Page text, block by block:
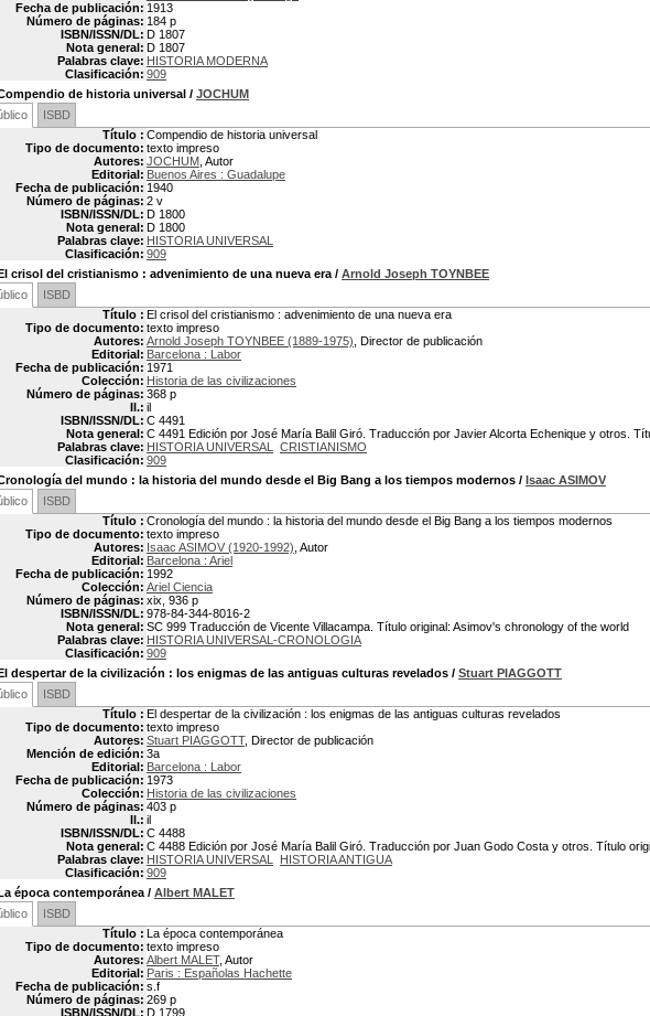
Fecha de publicación: 1913
Número de páginas: 184 p
ISBN/ISSN/DL: D 1807
Nota general: D 1807
Palabras clave: HISTORIA MODERNA
Clasificación: 909
de historia universal / JOCHUM
ISBD
Título : Compendio de historia universal
Tipo de documento: texto impreso
Autores: JOCHUM , Autor
Editorial: Buenos Aires : Guadalupe
Fecha de publicación: 1940
Número de páginas: 2 v
ISBN/ISSN/DL: D 1800
Nota general: D 1800
Palabras clave: HISTORIA UNIVERSAL
Clasificación: 909
crisol del cristianismo : advenimiento de una nueva era / Arnold Joseph TOYNBEE
ISBD
Título : El crisol del cristianismo : advenimiento de una nueva era
Tipo de documento: texto impreso
Autores: Arnold Joseph TOYNBEE (1889-1975) , Director de publicación
Editorial: Barcelona : Labor
Fecha de publicación: 1971
Colección: Historia de las civilizaciones
Número de páginas: 368 p
Il.: il
ISBN/ISSN/DL: C 4491
Nota general: C 4491 Edición por José María Balil Giró. Traducción por Javier Alcorta Echenique y otros.
Palabras clave: HISTORIA UNIVERSAL
CRISTIANISMO
Clasificación: 909
del mundo : la historia del mundo desde el Big Bang a los tiempos modernos / Isaac ASIMOV
ISBD
Título : Cronología del mundo : la historia del mundo desde el Big Bang a los tiempos modernos
Tipo de documento: texto impreso
Autores: Isaac ASIMOV (1920-1992) , Autor
Editorial: Barcelona : Ariel
Fecha de publicación: 1992
Colección: Ariel Ciencia
Número de páginas: xix, 936 p
ISBN/ISSN/DL: 978-84-344-8016-2
Nota general: SC 999 Traducción de Vicente Villacampa. Título original: Asimov's chronology of the world
Palabras clave: HISTORIA UNIVERSAL-CRONOLOGIA
Clasificación: 909
despertar de la civilización : los enigmas de las antiguas culturas revelados / Stuart PIAGGOTT
ISBD
Título : El despertar de la civilización : los enigmas de las antiguas culturas revelados
Tipo de documento: texto impreso
Autores: Stuart PIAGGOTT, Director de publicación
Mención de edición: 3a
Editorial: Barcelona : Labor
Fecha de publicación: 1973
Colección: Historia de las civilizaciones
Número de páginas: 403 p
Il.: il
ISBN/ISSN/DL: C 4488
Nota general: C 4488 Edición por José María Balil Giró. Traducción por Juan Godo Costa y otros. Título
Palabras clave: HISTORIA UNIVERSAL
HISTORIA ANTIGUA
Clasificación: 909
época contemporánea / Albert MALET
ISBD
Título : La época contemporánea
Tipo de documento: texto impreso
Autores: Albert MALET, Autor
Editorial: Paris : Españolas Hachette
Fecha de publicación: s.f
Número de páginas: 269 p
ISBN/ISSN/DL: D 1799